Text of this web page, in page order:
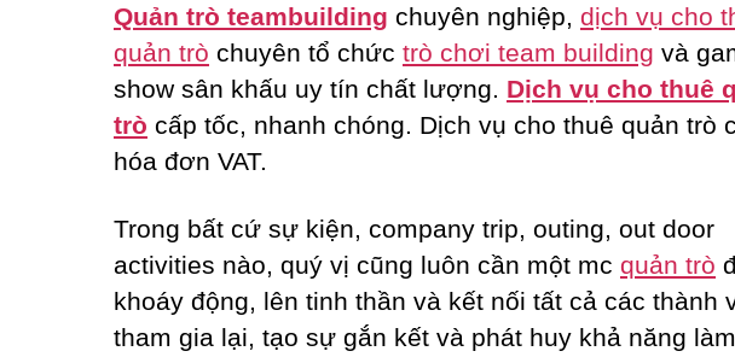
Quản trò teambuilding chuyên nghiệp, dịch vụ cho
quản trò chuyên tổ chức trò chơi team building và
show sân khấu uy tín chất lượng. Dịch vụ cho thuê
trò cấp tốc, nhanh chóng. Dịch vụ cho thuê quản trò
hóa đơn VAT.
Trong bất cứ sự kiện, company trip, outing, out door
activities nào, quý vị cũng luôn cần một mc quản trò
khoáy động, lên tinh thần và kết nối tất cả các thành
tham gia lại, tạo sự gắn kết và phát huy khả năng